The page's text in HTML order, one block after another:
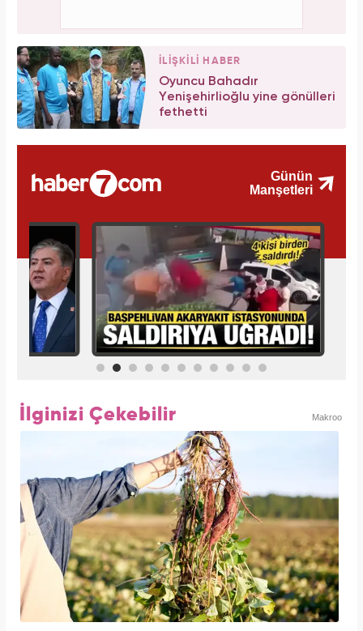
İLİŞKİLİ HABER
Oyuncu Bahadır
Yenişehirlioğlu yine gönülleri
fethetti
İlginizi Çekebilir Makroo